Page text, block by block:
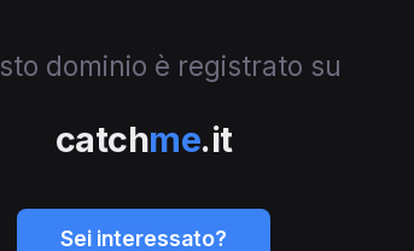
dominio è registrato su
catchme.it
Sei interessato?